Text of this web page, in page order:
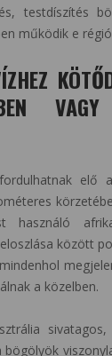
testdíszítés
működik e
VAGY
elő
használó
között
a közelben.